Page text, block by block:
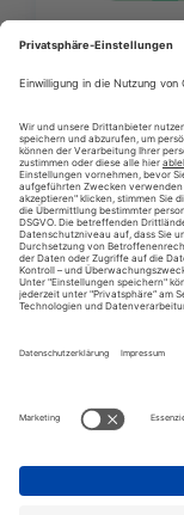
28/10/2019
Case
Größte
Führender
Einsatz